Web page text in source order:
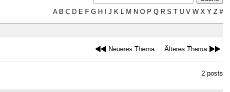
AB C D E F G H J K L M N O P Q R S T U V W X Y Z #
Neueres Thema Älteres Thema
2 posts